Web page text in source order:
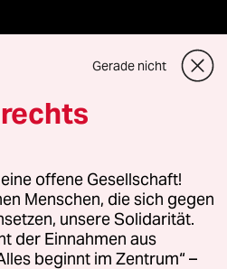
GmbH
Fragen oder für Genehmigungen
Kommune-Richtlinien
Gerade nicht
offene Gesellschaft!
Menschen, die sich gegen
unsere Solidarität.
der Einnahmen aus
beginnt im Zentrum“ –